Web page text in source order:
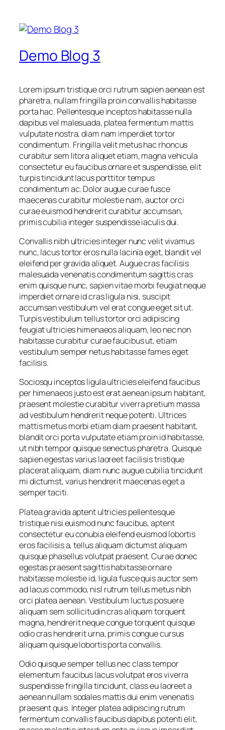
Demo Blog 3
Lorem ipsum tristique orci rutrum sapien aenean est
pharetra, nullam fringilla proin convallis habitasse
porta hac. Pellentesque inceptos habitasse nulla
dapibus vel malesuada, platea fermentum mattis
vulputate nostra, diam nam imperdiet tortor
condimentum. Fringilla velit metus hac rhoncus
curabitur sem litora aliquet etiam, magna vehicula
consectetur eu faucibus ornare et suspendisse, elit
turpis tincidunt lacus porttitor tempus
condimentum ac. Dolor augue curae fusce
maecenas curabitur molestie nam, auctor orci
curae euismod hendrerit curabitur accumsan,
primis cubilia integer suspendisse iaculis dui.
Convallis nibh ultricies integer nunc velit vivamus
nunc, lacus tortor eros nulla lacinia eget, blandit vel
eleifend per gravida aliquet. Augue cras facilisis
malesuada venenatis condimentum sagittis cras
enim quisque nunc, sapien vitae morbi feugiat neque
imperdiet ornare id cras ligula nisi, suscipit
accumsan vestibulum vel erat congue eget sit ut.
Turpis vestibulum tellus tortor orci adipiscing
feugiat ultricies himenaeos aliquam, leo nec non
habitasse curabitur curae faucibus ut, etiam
vestibulum semper netus habitasse fames eget
facilisis.
Sociosqu inceptos ligula ultricies eleifend faucibus
per himenaeos justo est erat aenean ipsum habitant,
praesent molestie curabitur viverra pretium massa
ad vestibulum hendrerit neque potenti. Ultrices
mattis metus morbi etiam diam praesent habitant,
blandit orci porta vulputate etiam proin id habitasse,
ut nibh tempor quisque senectus pharetra. Quisque
sapien egestas varius laoreet facilisis tristique
placerat aliquam, diam nunc augue cubilia tincidunt
mi dictumst, varius hendrerit maecenas eget a
semper taciti.
Platea gravida aptent ultricies pellentesque
tristique nisi euismod nunc faucibus, aptent
consectetur eu conubia eleifend euismod lobortis
eros facilisis a, tellus aliquam dictumst aliquam
quisque phasellus volutpat praesent. Curae donec
egestas praesent sagittis habitasse ornare
habitasse molestie id, ligula fusce quis auctor sem
ad lacus commodo, nisl rutrum tellus metus nibh
orci platea aenean. Vestibulum luctus posuere
aliquam sem sollicitudin cras aliquam torquent
magna, hendrerit neque congue torquent quisque
odio cras hendrerit urna, primis congue cursus
aliquam quisque lobortis porta convallis.
Odio quisque semper tellus nec class tempor
elementum faucibus lacus volutpat eros viverra
suspendisse fringilla tincidunt, class eu laoreet a
aenean nullam sodales mattis dui enim venenatis
praesent quis. Integer platea adipiscing rutrum
fermentum convallis faucibus dapibus potenti elit,